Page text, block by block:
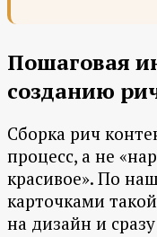
Пошаговая
созданию
Сборка рич
процесс, а не
красивое». По
карточками
на дизайн и